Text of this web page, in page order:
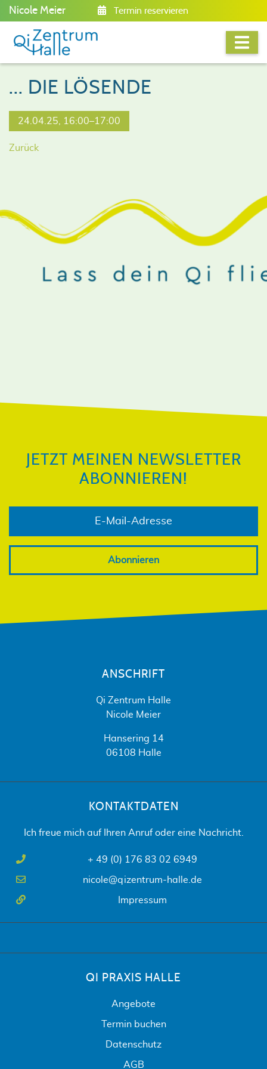
Nicole Meier Termin reservieren
... DIE LÖSENDE
24.04.25, 16:00–17:00
Zurück
JETZT MEINEN NEWSLETTER
ABONNIEREN!
Abonnieren
ANSCHRIFT
Qi Zentrum Halle
Nicole Meier
Hansering 14
06108 Halle
KONTAKTDATEN
Ich freue mich auf Ihren Anruf oder eine Nachricht.
+ 49 (0) 176 83 02 6949
nicole@qizentrum-halle.de
Impressum
QI PRAXIS HALLE
Angebote
Termin buchen
Datenschutz
AGB